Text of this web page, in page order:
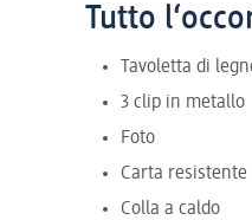
Tutto
Tavoletta di
3 clip in metallo
Foto
Carta resistente
Colla a caldo